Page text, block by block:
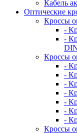
Кабель
Оптические
Кроссы
-
-
Кроссы
-
-
-
-
-
-
-
Кроссы